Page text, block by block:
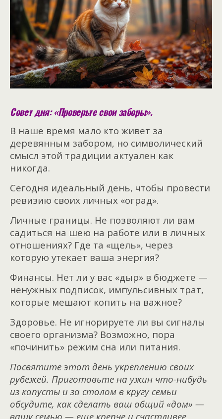
Совет дня: «Проверьте свои заборы».
В наше время мало кто живет за
деревянным забором, но символический
смысл этой традиции актуален как
никогда.
Сегодня идеальный день, чтобы провести
ревизию своих личных «оград».
Личные границы. Не позволяют ли вам
садиться на шею на работе или в личных
отношениях? Где та «щель», через
которую утекает ваша энергия?
Финансы. Нет ли у вас «дыр» в бюджете —
ненужных подписок, импульсивных трат,
которые мешают копить на важное?
Здоровье. Не игнорируете ли вы сигналы
своего организма? Возможно, пора
«починить» режим сна или питания.
Посвятите этот день укреплению своих
рубежей. Приготовьте на ужин что-нибудь
из капусты и за столом в кругу семьи
обсудите, как сделать ваш общий «дом» —
вашу семью — еще крепче и счастливее.